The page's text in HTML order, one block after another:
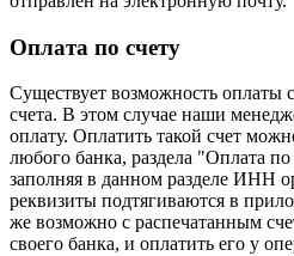
Оплата по счету
Существует возможность
счета. В этом случае наши
оплату. Оплатить такой счет
любого банка, раздела "Оплата
заполняя в данном разделе ИНН
реквизиты подтягиваются в
же возможно с распечатанным
своего банка, и оплатить его у